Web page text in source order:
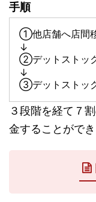
手順
①他店舗へ店間
↓
②デットストッ
↓
③デットストッ
３段階を経て７
金することができ